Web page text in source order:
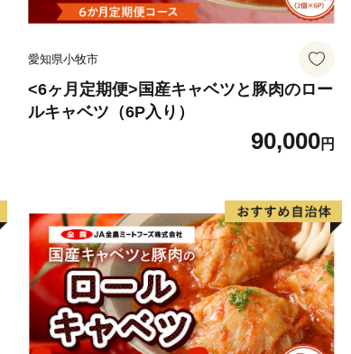
愛知県小牧市
<6ヶ月定期便>国産キャベツと豚肉のロー
ルキャベツ（6P入り）
90,000円